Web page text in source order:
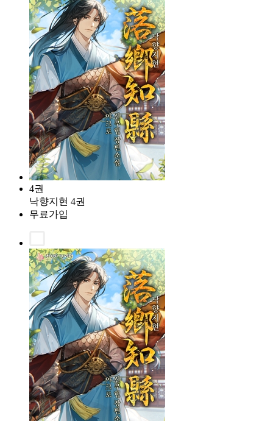
4권
낙향지현 4권
무료가입